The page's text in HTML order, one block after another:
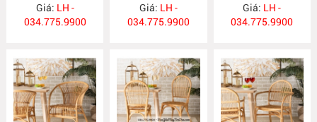
BP28
Giá: LH -
034.775.9900
Giá: LH -
034.775.9900
Giá: LH -
034.775.9900